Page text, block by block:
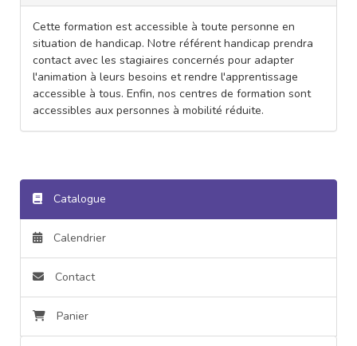
Cette formation est accessible à toute personne en
situation de handicap. Notre référent handicap prendra
contact avec les stagiaires concernés pour adapter
l'animation à leurs besoins et rendre l'apprentissage
accessible à tous. Enfin, nos centres de formation sont
accessibles aux personnes à mobilité réduite.
Catalogue
Calendrier
Contact
Panier